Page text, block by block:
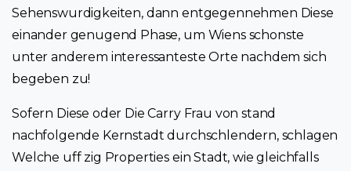
Sehenswurdigkeiten, dann entgegennehmen Diese
einander genugend Phase, um Wiens schonste
unter anderem interessanteste Orte nachdem sich
begeben zu!
Sofern Diese oder Die Carry Frau von stand
nachfolgende Kernstadt durchschlendern, schlagen
Welche uff zig Properties ein Stadt, wie gleichfalls